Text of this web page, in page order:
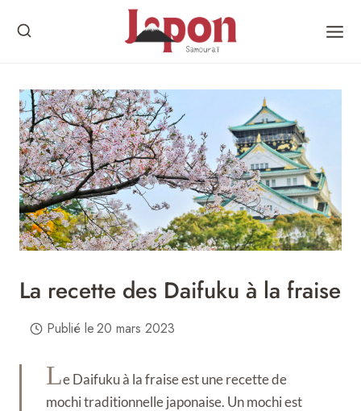
La recette des Daifuku à la fraise
Publié le20 mars 2023
Le Daifuku à la fraise est une recette de
mochi traditionnelle japonaise. Un mochi est